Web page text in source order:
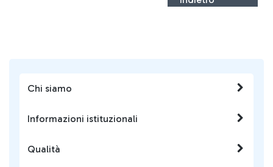
Chi siamo
Informazioni istituzionali
Qualità